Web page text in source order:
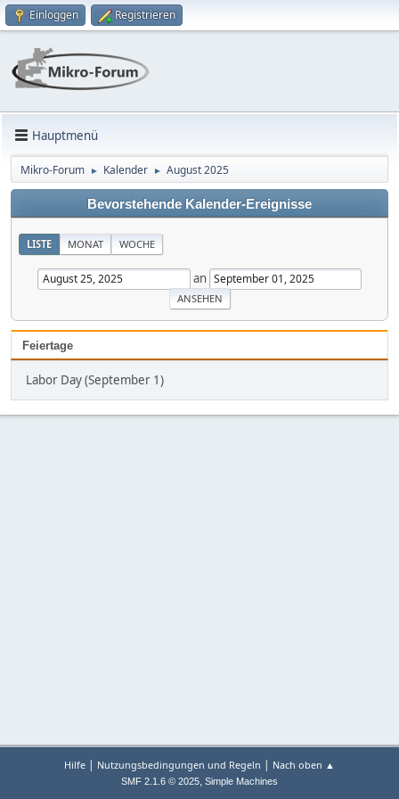
Einloggen Registrieren
Hauptmenü
Mikro-Forum ► Kalender ► August 2025
Bevorstehende Kalender-Ereignisse
LISTE MONAT WOCHE
an
Feiertage
Labor Day (September 1)
Hilfe | Nutzungsbedingungen und Regeln | Nach oben ▲
SMF 2.1.6 © 2025, Simple Machines